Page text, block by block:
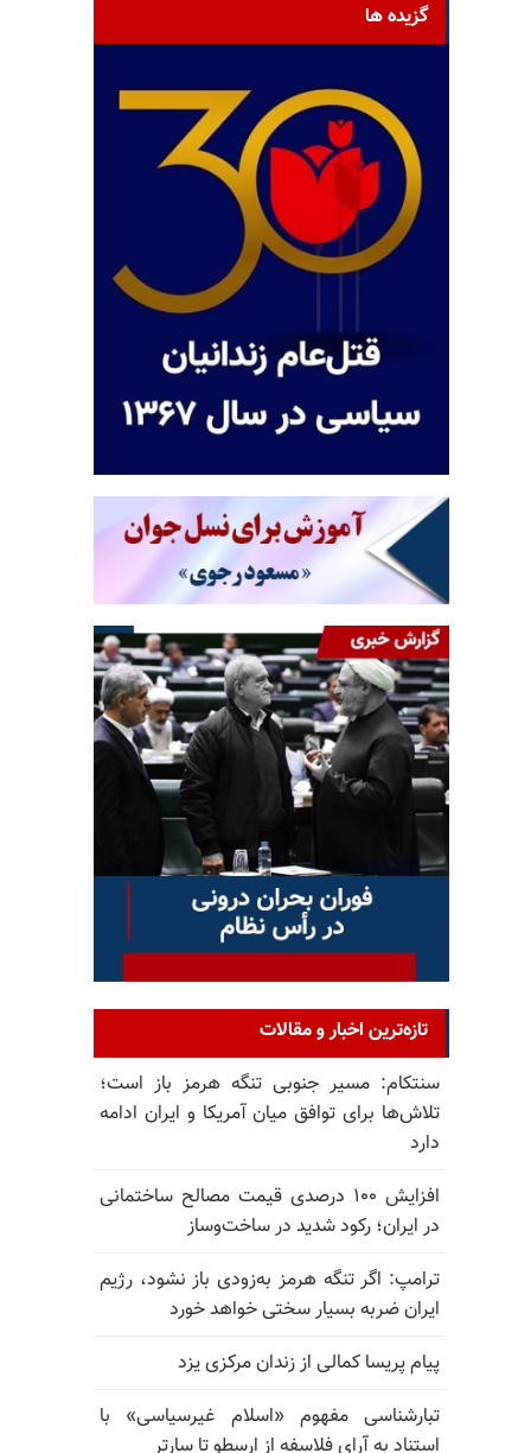
گزیده ها
تازه‌ترین اخبار و مقالات
سنتکام: مسیر جنوبی تنگه هرمز باز است؛
تلاش‌ها برای توافق میان آمریکا و ایران ادامه
دارد
افزایش ۱۰۰ درصدی قیمت مصالح ساختمانی
در ایران؛ رکود شدید در ساخت‌وساز
ترامپ: اگر تنگه هرمز به‌زودی باز نشود، رژیم
ایران ضربه بسیار سختی خواهد خورد
پیام پریسا کمالی از زندان مرکزی یزد
تبارشناسی مفهوم «اسلام غیرسیاسی» با
استناد به آرای فلاسفه از ارسطو تا سارتر